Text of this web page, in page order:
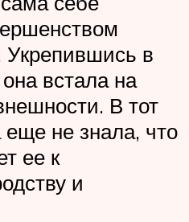
в
встала на
В тот
не знала, что
ее к
и